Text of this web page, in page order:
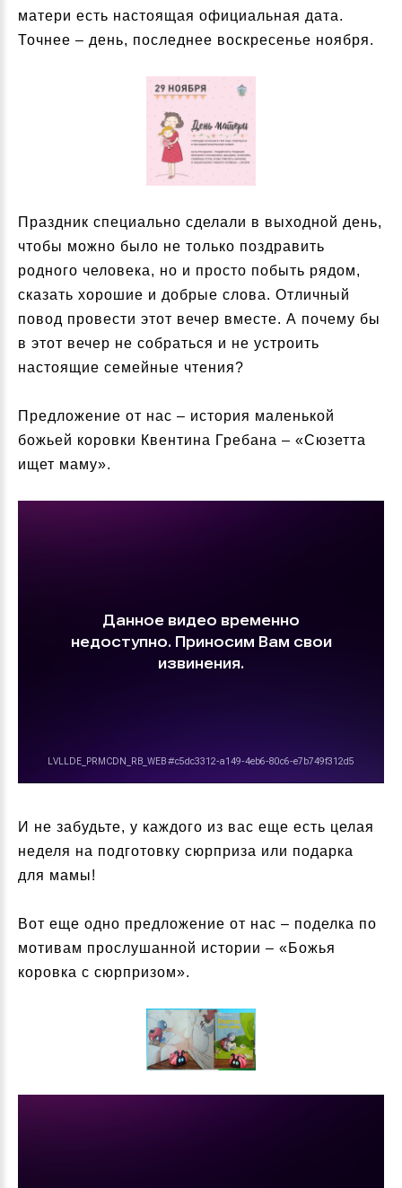
матери есть настоящая официальная дата.
Точнее – день, последнее воскресенье ноября.
Праздник специально сделали в выходной день,
чтобы можно было не только поздравить
родного человека, но и просто побыть рядом,
сказать хорошие и добрые слова. Отличный
повод провести этот вечер вместе. А почему бы
в этот вечер не собраться и не устроить
настоящие семейные чтения?
Предложение от нас – история маленькой
божьей коровки Квентина Гребана – «Сюзетта
ищет маму».
И не забудьте, у каждого из вас еще есть целая
неделя на подготовку сюрприза или подарка
для мамы!
Вот еще одно предложение от нас – поделка по
мотивам прослушанной истории – «Божья
коровка с сюрпризом».